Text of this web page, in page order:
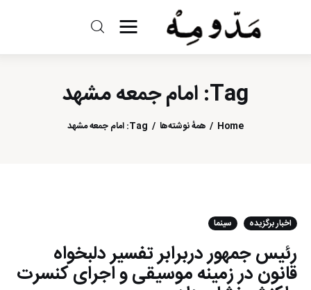
Tag: امام جمعه مشهد
Home همهٔ نوشته‌ها Tag: امام جمعه مشهد
مد و مه
ادبیات
سینما
درباره مااخبار برگزیده سینما
رئیس جمهور دربرابر تفسیر دلبخواه
قانون در زمینه موسیقی و اجرای کنسرت